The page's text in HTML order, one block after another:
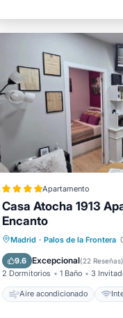
Apartamento
Casa Atocha 1913
Encanto
Madrid · Palos de la Frontera
9.6 Excepcional(22 Reseñas)
2 Dormitorios 1 Baño 3
Aire acondicionado
Aire
Apto para niños